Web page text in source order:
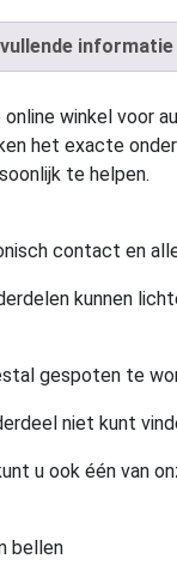
informatie
online winkel voor
het exacte
te helpen.
contact en
kunnen
gespoten te
niet kunt
u ook één van
bellen